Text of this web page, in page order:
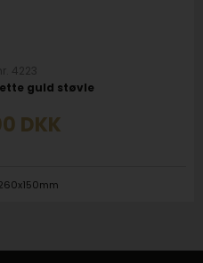
4223
guld støvle
DKK